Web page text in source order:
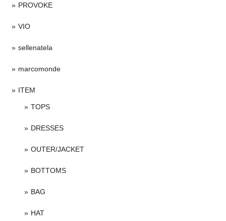
PROVOKE
VIO
sellenatela
marcomonde
ITEM
TOPS
DRESSES
OUTER/JACKET
BOTTOMS
BAG
HAT